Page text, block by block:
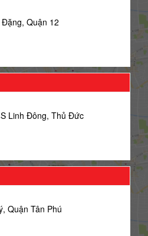
Quận 12
Linh Đông, Thủ Đức
Quận Tân Phú